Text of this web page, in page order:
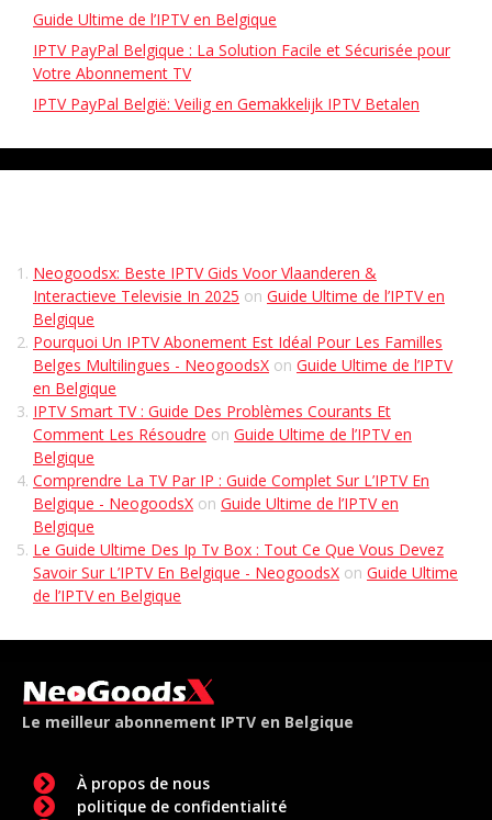
Guide Ultime de l’IPTV en Belgique
IPTV PayPal Belgique : La Solution Facile et Sécurisée pour
Votre Abonnement TV
IPTV PayPal België: Veilig en Gemakkelijk IPTV Betalen
Neogoodsx: Beste IPTV Gids Voor Vlaanderen &
Interactieve Televisie In 2025 on Guide Ultime de l’IPTV en
Belgique
Pourquoi Un IPTV Abonement Est Idéal Pour Les Familles
Belges Multilingues - NeogoodsX on Guide Ultime de l’IPTV
en Belgique
IPTV Smart TV : Guide Des Problèmes Courants Et
Comment Les Résoudre on Guide Ultime de l’IPTV en
Belgique
Comprendre La TV Par IP : Guide Complet Sur L’IPTV En
Belgique - NeogoodsX on Guide Ultime de l’IPTV en
Belgique
Le Guide Ultime Des Ip Tv Box : Tout Ce Que Vous Devez
Savoir Sur L’IPTV En Belgique - NeogoodsX on Guide Ultime
de l’IPTV en Belgique
Le meilleur abonnement IPTV en Belgique
À propos de nous
politique de confidentialité